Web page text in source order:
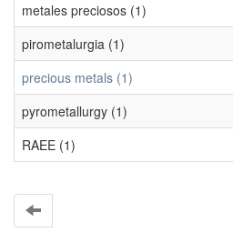
metales preciosos (1)
pirometalurgia (1)
precious metals (1)
pyrometallurgy (1)
RAEE (1)